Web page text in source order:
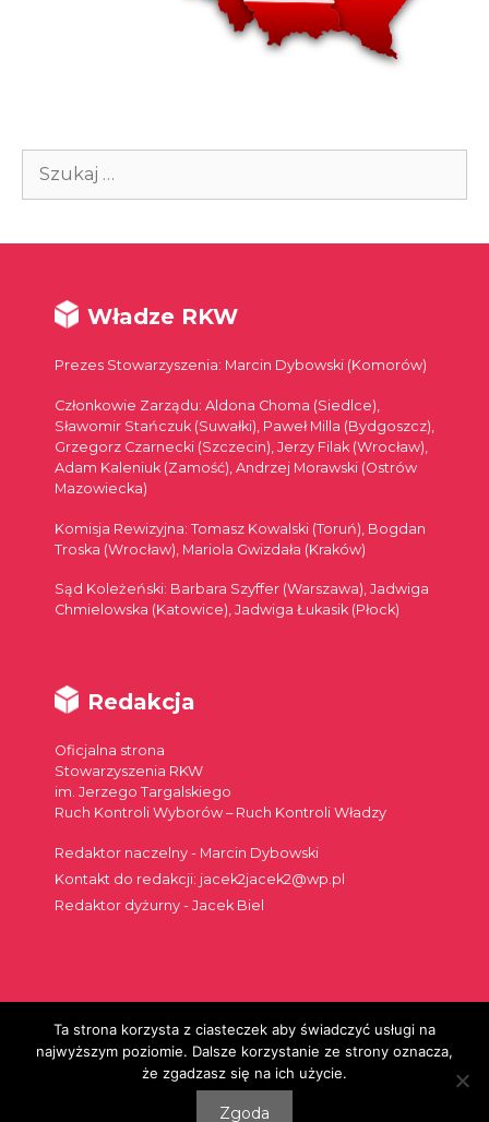
Szukaj:
Władze RKW
Prezes Stowarzyszenia: Marcin Dybowski (Komorów)
Członkowie Zarządu: Aldona Choma (Siedlce),
Sławomir Stańczuk (Suwałki), Paweł Milla (Bydgoszcz),
Grzegorz Czarnecki (Szczecin), Jerzy Filak (Wrocław),
Adam Kaleniuk (Zamość), Andrzej Morawski (Ostrów
Mazowiecka)
Komisja Rewizyjna: Tomasz Kowalski (Toruń), Bogdan
Troska (Wrocław), Mariola Gwizdała (Kraków)
Sąd Koleżeński: Barbara Szyffer (Warszawa), Jadwiga
Chmielowska (Katowice), Jadwiga Łukasik (Płock)
Redakcja
Oficjalna strona
Stowarzyszenia RKW
im. Jerzego Targalskiego
Ruch Kontroli Wyborów – Ruch Kontroli Władzy
Redaktor naczelny - Marcin Dybowski
Kontakt do redakcji: jacek2jacek2@wp.pl
Redaktor dyżurny - Jacek Biel
Szukaj:
Ta strona korzysta z ciasteczek aby świadczyć usługi na
najwyższym poziomie. Dalsze korzystanie ze strony oznacza,
że zgadzasz się na ich użycie.
Zgoda